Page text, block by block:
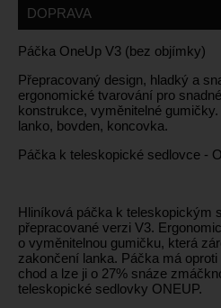
DOPRAVA
Páčka OneUp V3 (bez objímky)
Přepracovaný design, hladký a
ergonomické tvarování pro
konstrukce, vyměnitelné
lanko, bovden, koncovka.
Páčka k teleskopické sedlovce -
Hliníková páčka k teleskopickým
přepracované verzi V3.
o vyměnitelnou gumičku, která
zakončení lanka. Páčka má
chod a lze ji o 27% snáze
teleskopické sedlovky ONEUP.